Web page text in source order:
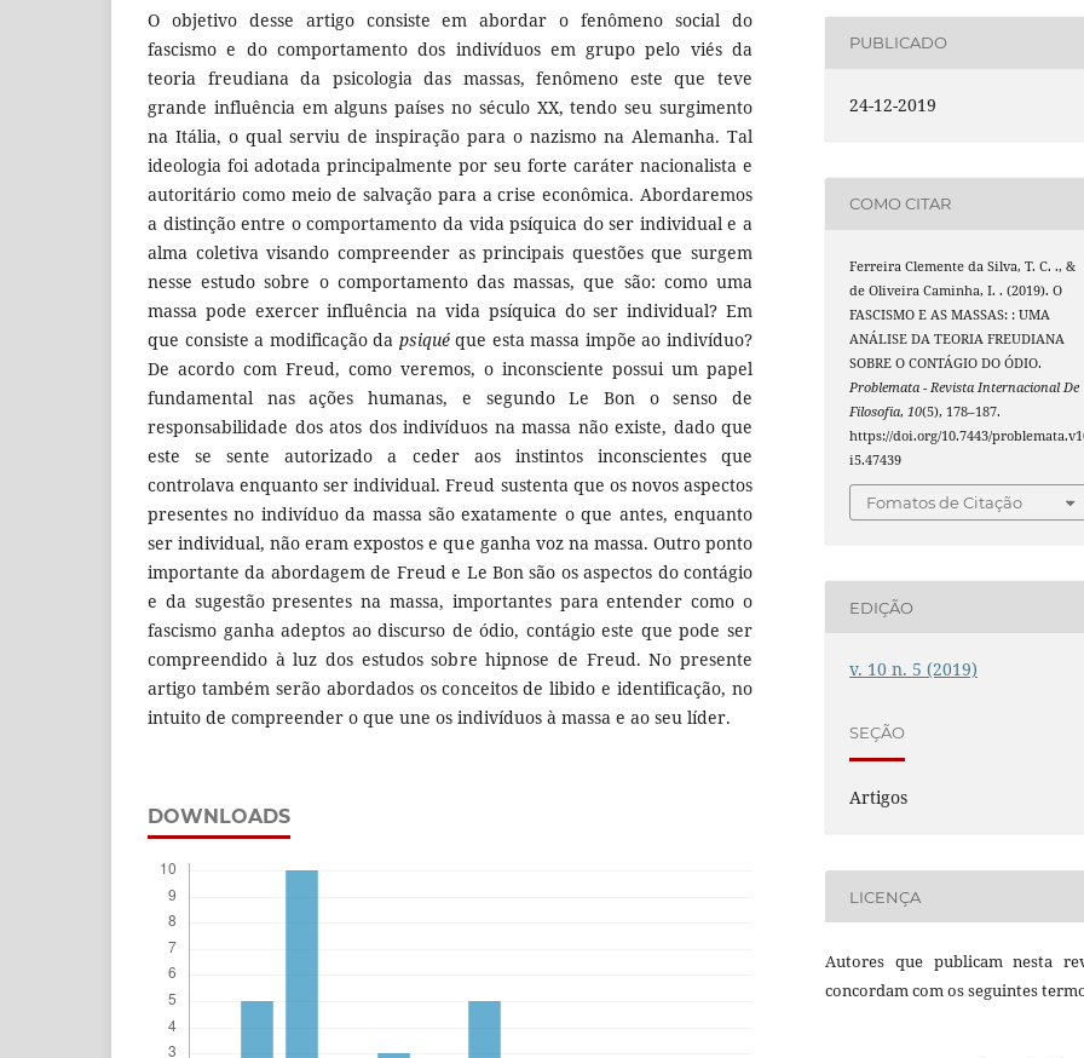
O objetivo desse artigo consiste em abordar o fenômeno social do
fascismo e do comportamento dos indivíduos em grupo pelo viés da
teoria freudiana da psicologia das massas, fenômeno este que teve
grande influência em alguns países no século XX, tendo seu surgimento
na Itália, o qual serviu de inspiração para o nazismo na Alemanha. Tal
ideologia foi adotada principalmente por seu forte caráter nacionalista e
autoritário como meio de salvação para a crise econômica. Abordaremos
a distinção entre o comportamento da vida psíquica do ser individual e a
alma coletiva visando compreender as principais questões que surgem
nesse estudo sobre o comportamento das massas, que são: como uma
massa pode exercer influência na vida psíquica do ser individual? Em
que consiste a modificação da psiquéque esta massa impõe ao indivíduo?
De acordo com Freud, como veremos, o inconsciente possui um papel
fundamental nas ações humanas, e segundo Le Bon o senso de
responsabilidade dos atos dos indivíduos na massa não existe, dado que
este se sente autorizado a ceder aos instintos inconscientes que
controlava enquanto ser individual. Freud sustenta que os novos aspectos
presentes no indivíduo da massa são exatamente o que antes, enquanto
ser individual, não eram expostos e que ganha voz na massa. Outro ponto
importante da abordagem de Freud e Le Bon são os aspectos do contágio
e da sugestão presentes na massa, importantes para entender como o
fascismo ganha adeptos ao discurso de ódio, contágio este que pode ser
compreendido à luz dos estudos sobre hipnose de Freud. No presente
artigo também serão abordados os conceitos de libido e identificação, no
intuito de compreender o que une os indivíduos à massa e ao seu líder.
DOWNLOADS
PUBLICADO
24-12-2019
COMO CITAR
Ferreira Clemente da Silva, T. C. ., &
de Oliveira Caminha, I. . (2019). O
FASCISMO E AS MASSAS: : UMA
ANÁLISE DA TEORIA FREUDIANA
SOBRE O CONTÁGIO DO ÓDIO.
Problemata - Revista Internacional De
Filosofia, 10(5), 178–187.
https://doi.org/10.7443/
i5.47439
Fomatos de Citação
EDIÇÃO
v. 10 n. 5 (2019)
SEÇÃO
Artigos
LICENÇA
Autores que publicam nesta
concordam com os seguintes